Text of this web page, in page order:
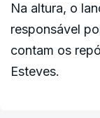
Na altura, o
responsável
contam os
Esteves.